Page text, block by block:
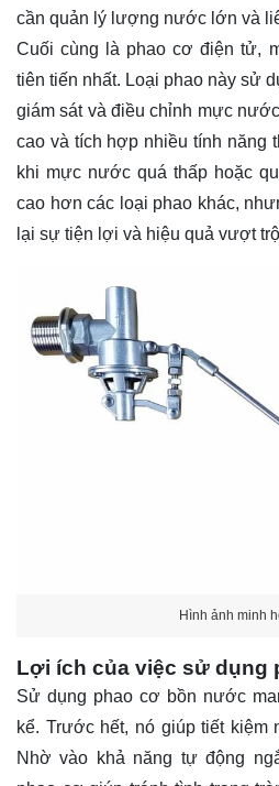
cần quản lý lượng nước lớn và
Cuối cùng là phao cơ điện tử,
tiên tiến nhất. Loại phao này sử
giám sát và điều chỉnh mực
cao và tích hợp nhiều tính năng
khi mực nước quá thấp hoặc
cao hơn các loại phao khác,
lại sự tiện lợi và hiệu quả vượt
Hình ảnh minh
Lợi ích của việc sử dụng
Sử dụng phao cơ bồn nước
kể. Trước hết, nó giúp tiết kiệm
Nhờ vào khả năng tự động